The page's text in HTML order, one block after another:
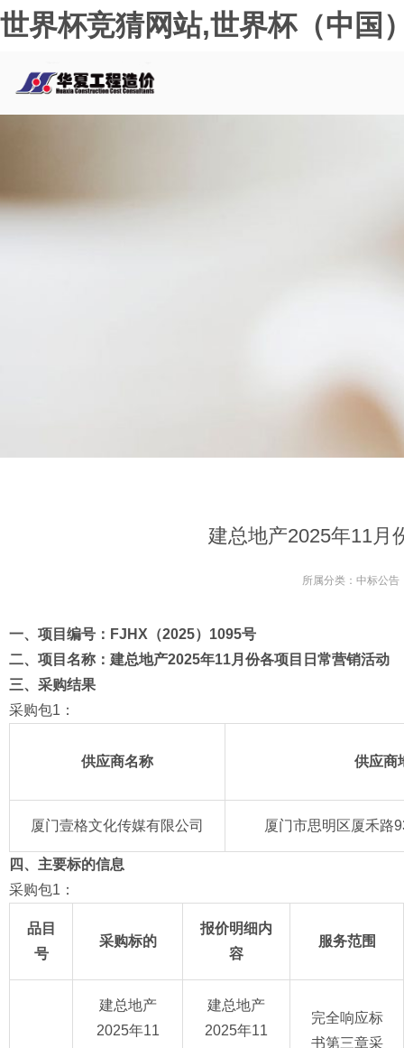
世界杯竞猜网站,世界杯（中国
建总地产2025年11月
所属分类： 中标公告
一、项目编号：FJHX（2025）1095号
二、项目名称： 建总地产2025年11月份各项目日常营销活动
三、 采购结果
采购包1：
供应商名称 供应商
厦门壹格文化传媒有限公司 厦门市思明区厦禾路
四、主要标的信息
采购包1：
品目
号
采购标的
报价明细内
容
服务范围
建总地产
2025年11
建总地产
2025年11
完全响应标
书第三章采